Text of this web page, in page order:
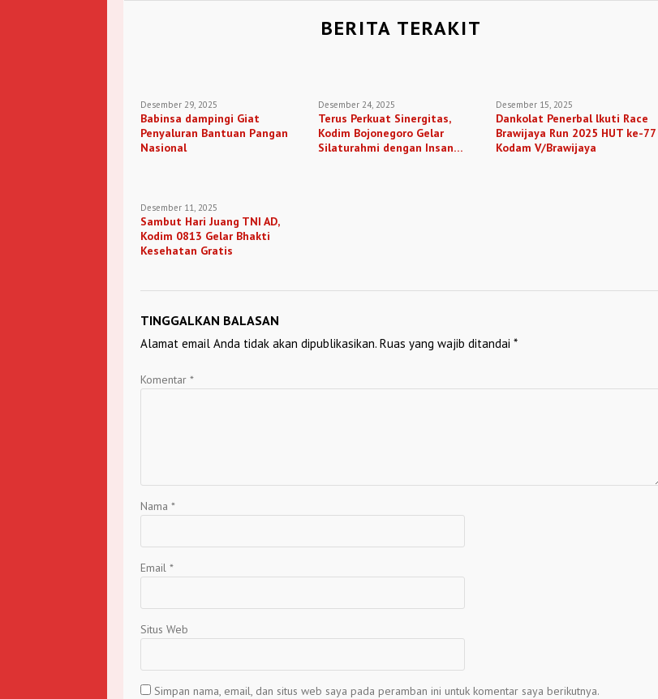
BERITA TERAKIT
Desember 29, 2025
Babinsa dampingi Giat
Penyaluran Bantuan Pangan
Nasional
Desember 24, 2025
Terus Perkuat Sinergitas,
Kodim Bojonegoro Gelar
Silaturahmi dengan Insan
Desember 15, 2025
Dankolat Penerbal lkuti Race
Brawijaya Run 2025 HUT ke-77
Kodam V/Brawijaya
Desember 11, 2025
Sambut Hari Juang TNI AD,
Kodim 0813 Gelar Bhakti
Kesehatan Gratis
TINGGALKAN BALASAN
Alamat email Anda tidak akan dipublikasikan. Ruas yang wajib ditandai *
Komentar *
Nama *
Email *
Situs Web
Simpan nama, email, dan situs web saya pada peramban ini untuk komentar saya berikutnya.